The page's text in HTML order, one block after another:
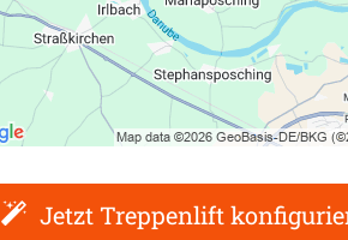
Jetzt Treppenlift